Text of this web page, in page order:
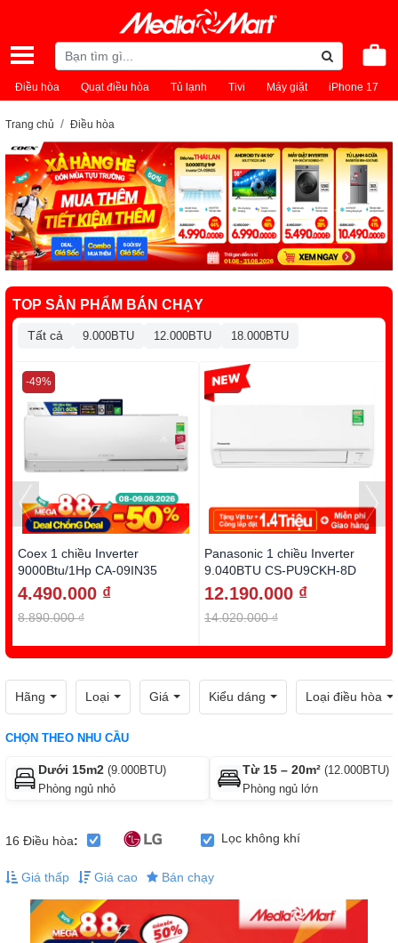
Điều hòa Quạt điều hòa Tủ lạnh Tivi Máy giặt iPhone 17
Trang chủ Điều hòa
TOP SẢN PHẨM BÁN CHẠY
Tất cả 9.000BTU 12.000BTU 18.000BTU
Coex 1 chiều Inverter
9000Btu/1Hp CA-09IN35
4.490.000 ₫
8.890.000 ₫
-49%
Panasonic 1 chiều Inverter
9.040BTU CS-PU9CKH-8D
12.190.000 ₫
14.020.000 ₫
-13%
Hãng Loại Giá Kiểu dáng Loại điều hòa
CHỌN THEO NHU CẦU
Dưới 15m2 (9.000BTU)
Phòng ngủ nhỏ
Từ 15 – 20m² (12.000BTU)
Phòng ngủ lớn
16 Điều hòa: Lọc không khí
Giá thấp Giá cao Bán chạy